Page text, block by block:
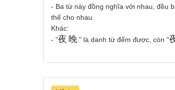
- Ba từ này đồng nghĩa với nhau, đều
thế cho nhau.
Khác:
- "夜晚" là danh từ đếm được, còn "